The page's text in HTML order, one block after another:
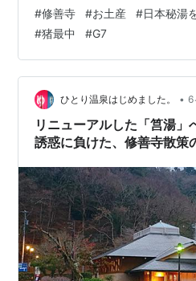
こと約8分、修善寺駅に到着で
豆線で三島へ向かい、新幹線に
るまでの間、駅ナカのお土産
でんにわさび……魅力的な静岡
のはこの二つでした。 ① 白形
「静岡に来たならお茶は外せ…
#修善寺 #お土産 #日本秘湯
#猪最中 #G7
ひとり温泉はじめました。 • 6
リニューアルした「筥湯」
誘惑に負けた、修善寺散策